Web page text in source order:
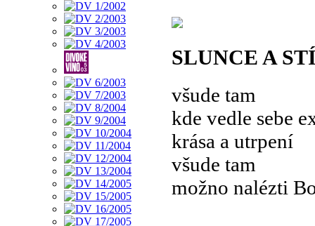
SLUNCE A
všude tam
kde vedle sebe
krása a utrpení
všude tam
možno nalézti